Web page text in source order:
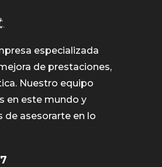
especializada
de prestaciones,
Nuestro equipo
en este mundo y
de asesorarte en lo